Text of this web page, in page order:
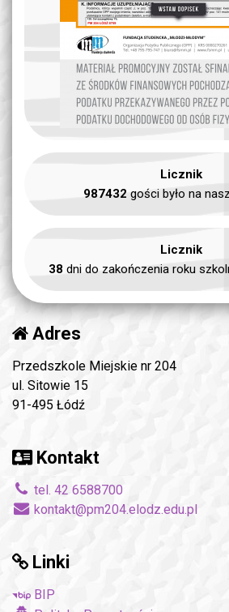
Licznik
987432 gości było na
Licznik
38 dni do zakończenia roku
Adres
Przedszkole Miejskie nr 204
ul. Sitowie 15
91-495 Łódź
Kontakt
tel. 42 6588700
kontakt@pm204.elodz.edu.pl
Linki
BIP